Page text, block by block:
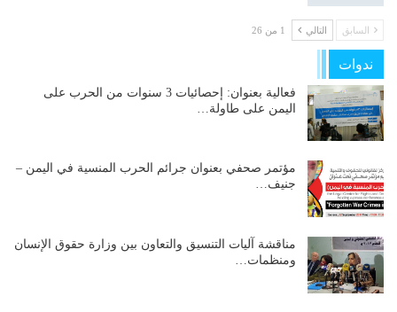
السابق التالي 1 من 26
ندوات
فعالية بعنوان: إحصائيات 3 سنوات من الحرب على
اليمن على طاولة…
مؤتمر صحفي بعنوان جرائم الحرب المنسية في اليمن –
جنيف…
مناقشة آليات التنسيق والتعاون بين وزارة حقوق الإنسان
ومنظمات…